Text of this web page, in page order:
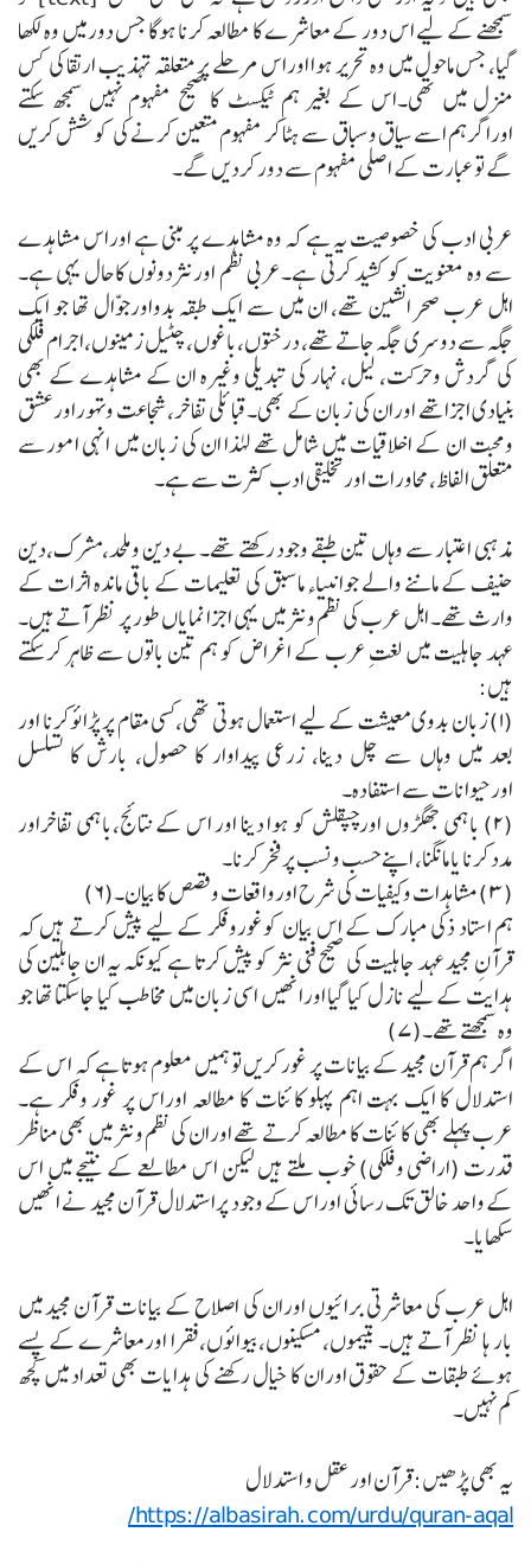
سمجھنے کے لیے اس دور کے معاشرے کا مطالعہ کرنا ہوگا جس دور میں وہ لکھا
گیا، جس ماحول میں وہ تحریر ہوا اوراس مرحلے پر متعلقہ تہذیب ارتقا کی کس
منزل میں تھی۔اس کے بغیر ہم ٹیکسٹ کا صحیح مفہوم نہیں سمجھ سکتے
اوراگرہم اسے سیاق وسباق سے ہٹا کر مفہوم متعین کرنے کی کوشش کریں
گے تو عبارت کے اصلی مفہوم سے دور کردیں گے۔
عربی ادب کی خصوصیت یہ ہے کہ وہ مشاہدے پر مبنی ہے اوراس مشاہدے
سے وہ معنویت کو کشید کرتی ہے۔عربی نظم اورنثردونوں کاحال یہی ہے۔
اہل عرب صحرانشین تھے، ان میں سے ایک طبقہ بدواورجوّال تھا جو ایک
جگہ سے دوسری جگہ جاتے تھے، درختوں،باغوں، چٹیل زمینوں،اجرام فلکی
کی گردش وحرکت، لیل، نہار کی تبدیلی وغیرہ ان کے مشاہدے کے بھی
بنیادی اجزاتھے اوران کی زبان کے بھی۔ قبائلی تفاخر، شجاعت وتہوراورعشق
ومحبت ان کے اخلاقیات میں شامل تھے لہٰذا ان کی زبان میں انہی امورسے
متعلق الفاظ، محاورات اورتخلیقی ادب کثرت سے ہے۔
مذہبی اعتبار سے وہاں تین طبقے وجود رکھتے تھے۔ بے دین وملحد،مشرک،دین
حنیف کے ماننے والے جوانبیاء ماسبق کی تعلیمات کے باقی ماندہ اثرات کے
وارث تھے۔ اہل عرب کی نظم ونثر میں یہی اجزا نمایاں طور پر نظر آتے ہیں۔
عہد جاہلیت میں لغتِ عرب کے اغراض کو ہم تین باتوں سے ظاہر کرسکتے
ہیں:
(۱) زبان بدوی معیشت کے لیے استعمال ہوتی تھی،کسی مقام پر پڑائوکرنا اور
بعد میں وہاں سے چل دینا، زرعی پیداوار کا حصول، بارش کا تسلسل
اورحیوانات سے استفادہ۔
(۲) باہمی جھگڑوں اورچپقلش کو ہوا دینا اور اس کے نتائج،باہمی تفاخراور
مدد کرنا یا مانگنا، اپنے حسب ونسب پرفخر کرنا۔
(۳) مشاہدات وکیفیات کی شرح اورواقعات وقصص کا بیان۔(۶)
ہم استاد ذکی مبارک کے اس بیان کوغوروفکر کے لیے پیش کرتے ہیں کہ
قرآنِ مجید عہد جاہلیت کی صحیح فنی نثر کو پیش کرتا ہے کیونکہ یہ ان جاہلین کی
ہدایت کے لیے نازل کیا گیا اورانھیں اسی زبان میں مخاطب کیا جاسکتا تھا جو
وہ سمجھتے تھے۔(۷)
اگر ہم قرآن مجید کے بیانات پر غور کریں تو ہمیں معلوم ہوتا ہے کہ اس کے
استدلال کا ایک بہت اہم پہلو کائنات کا مطالعہ اوراس پر غور وفکر ہے۔
عرب پہلے بھی کائنات کا مطالعہ کرتے تھے اوران کی نظم ونثر میں بھی مناظر
قدرت (اراضی وفلکی) خوب ملتے ہیں لیکن اس مطالعے کے نتیجے میں اس
کے واحد خالق تک رسائی اوراس کے وجود پراستدلال قرآن مجید نے انھیں
سکھایا۔
اہل عرب کی معاشرتی برائیوں اوران کی اصلاح کے بیانات قرآن مجید میں
بار ہا نظر آتے ہیں۔ یتیموں، مسکینوں،بیوائوں،فقرا اورمعاشرے کے پسے
ہوئے طبقات کے حقوق اوران کا خیال رکھنے کی ہدایات بھی تعداد میں کچھ
کم نہیں۔
یہ بھی پڑھیں: قرآن اور عقل و استدلال
https://albasirah.com/urdu/quran-aqal/